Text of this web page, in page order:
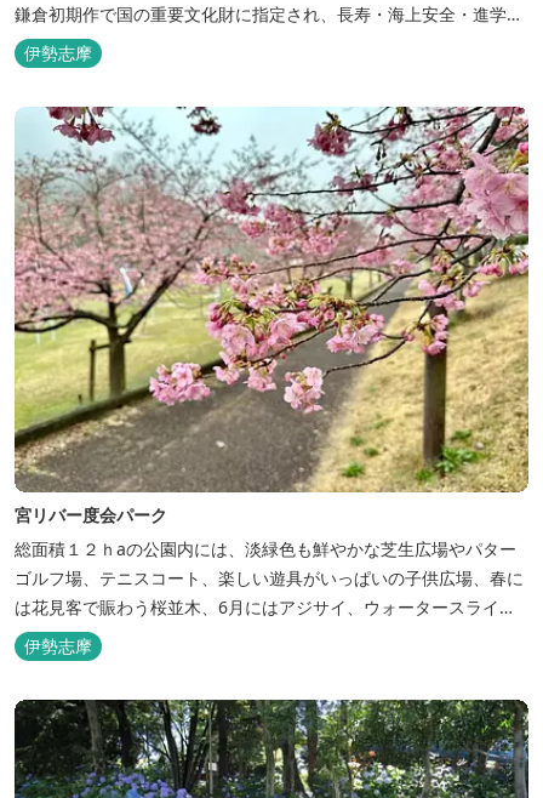
鎌倉初期作で国の重要文化財に指定され、長寿・海上安全・進学な
どに霊験あらたかとされています。 あじさいや藤の名所であり、宿
坊ホステルも併設している。 創建年代：奈良 ※所蔵文化財はご覧
になれない場合もありますので、おでかけ前に各問い合わせ先にご
確認ください。 ...
伊勢志摩
宮リバー度会パーク
総面積１２ｈaの公園内には、淡緑色も鮮やかな芝生広場やパター
ゴルフ場、テニスコート、楽しい遊具がいっぱいの子供広場、春に
は花見客で賑わう桜並木、6月にはアジサイ、ウォータースライダ
ーなどを備えた『遊水プール・鏡』などがあります。 豊かな自然の
中の心身のリフレッシュゾーンとしてご利用ください。 2026年の
あじさいの開花状況はこちら
伊勢志摩